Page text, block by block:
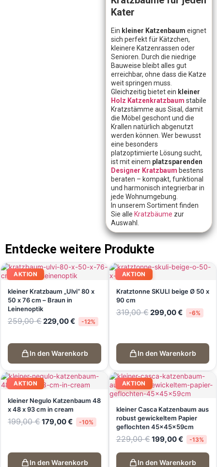
Kater
Ein kleiner Katzenbaum eignet
sich perfekt für Kätzchen,
kleinere Katzenrassen oder
Senioren. Durch die niedrige
Bauweise bleibt alles gut
erreichbar, ohne dass die Katze
weit springen muss.
Gleichzeitig bietet ein kleiner
Holz Katzenkratzbaum stabile
Kratzstämme aus Sisal, damit
die Möbel geschont und die
Krallen natürlich abgenutzt
werden können. Wer bewusst
eine besonders
platzoptimierte Lösung sucht,
ist mit einem platzsparenden
Designer Kratzbaum bestens
beraten – kompakt, funktional
und harmonisch integrierbar in
jede Wohnumgebung.
In unserem Sortiment finden
Sie alle Kratzbäume zur
Auswahl.
Entdecke weitere Produkte
AKTION
kleiner Kratzbaum „Ulvi“ 80 x
50 x 76 cm – Braun in
Leinenoptik
259,00€229,00€ -12%
In den Warenkorb
AKTION
Kratztonne SKULI beige Ø 50 x
90 cm
319,00€299,00€ -6%
In den Warenkorb
AKTION
kleiner Negulo Katzenbaum 48
x 48 x 93 cm in cream
199,00€179,00€ -10%
In den Warenkorb
AKTION
kleiner Casca Katzenbaum aus
robust gewickeltem Papier
geflochten 45x45x59cm
229,00€199,00€ -13%
In den Warenkorb